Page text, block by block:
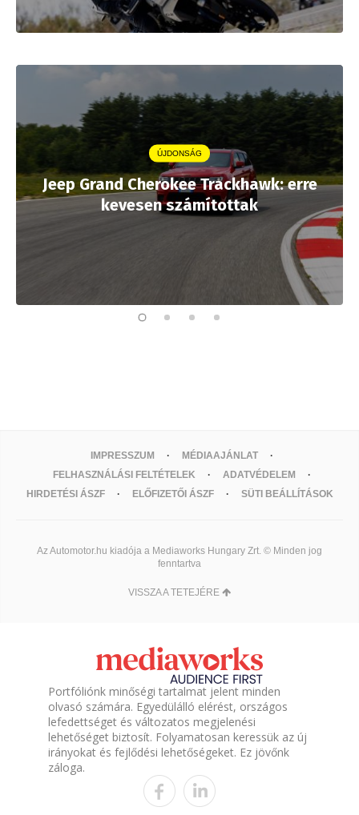
ÚJDONSÁG
Jeep Grand Cherokee Trackhawk: erre
kevesen számítottak
IMPRESSZUM
MÉDIAAJÁNLAT
FELHASZNÁLÁSI FELTÉTELEK
ADATVÉDELEM
HIRDETÉSI ÁSZF
ELŐFIZETŐI ÁSZF SÜTI BEÁLLÍTÁSOK
Az Automotor.hu kiadója a Mediaworks Hungary Zrt. © Minden jog
fenntartva
VISSZA A TETEJÉRE
Portfóliónk minőségi tartalmat jelent minden
olvasó számára. Egyedülálló elérést, országos
lefedettséget és változatos megjelenési
lehetőséget biztosít. Folyamatosan keressük az új
irányokat és fejlődési lehetőségeket. Ez jövőnk
záloga.